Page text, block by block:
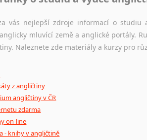
textu.
pro překladatele
vás nejlepší zdroje informací o studiu
mluvící země a anglické portály.
Naleznete zde materiály a kurzy pro
z angličtiny
angličtiny v ČR
zdarma
on-line
- knihy v angličtině